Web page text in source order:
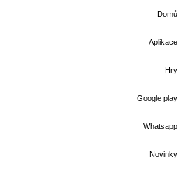
Domů
Aplikace
Hry
Google play
Whatsapp
Novinky